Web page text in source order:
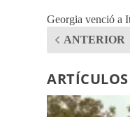
Georgia venció a
ANTERIOR